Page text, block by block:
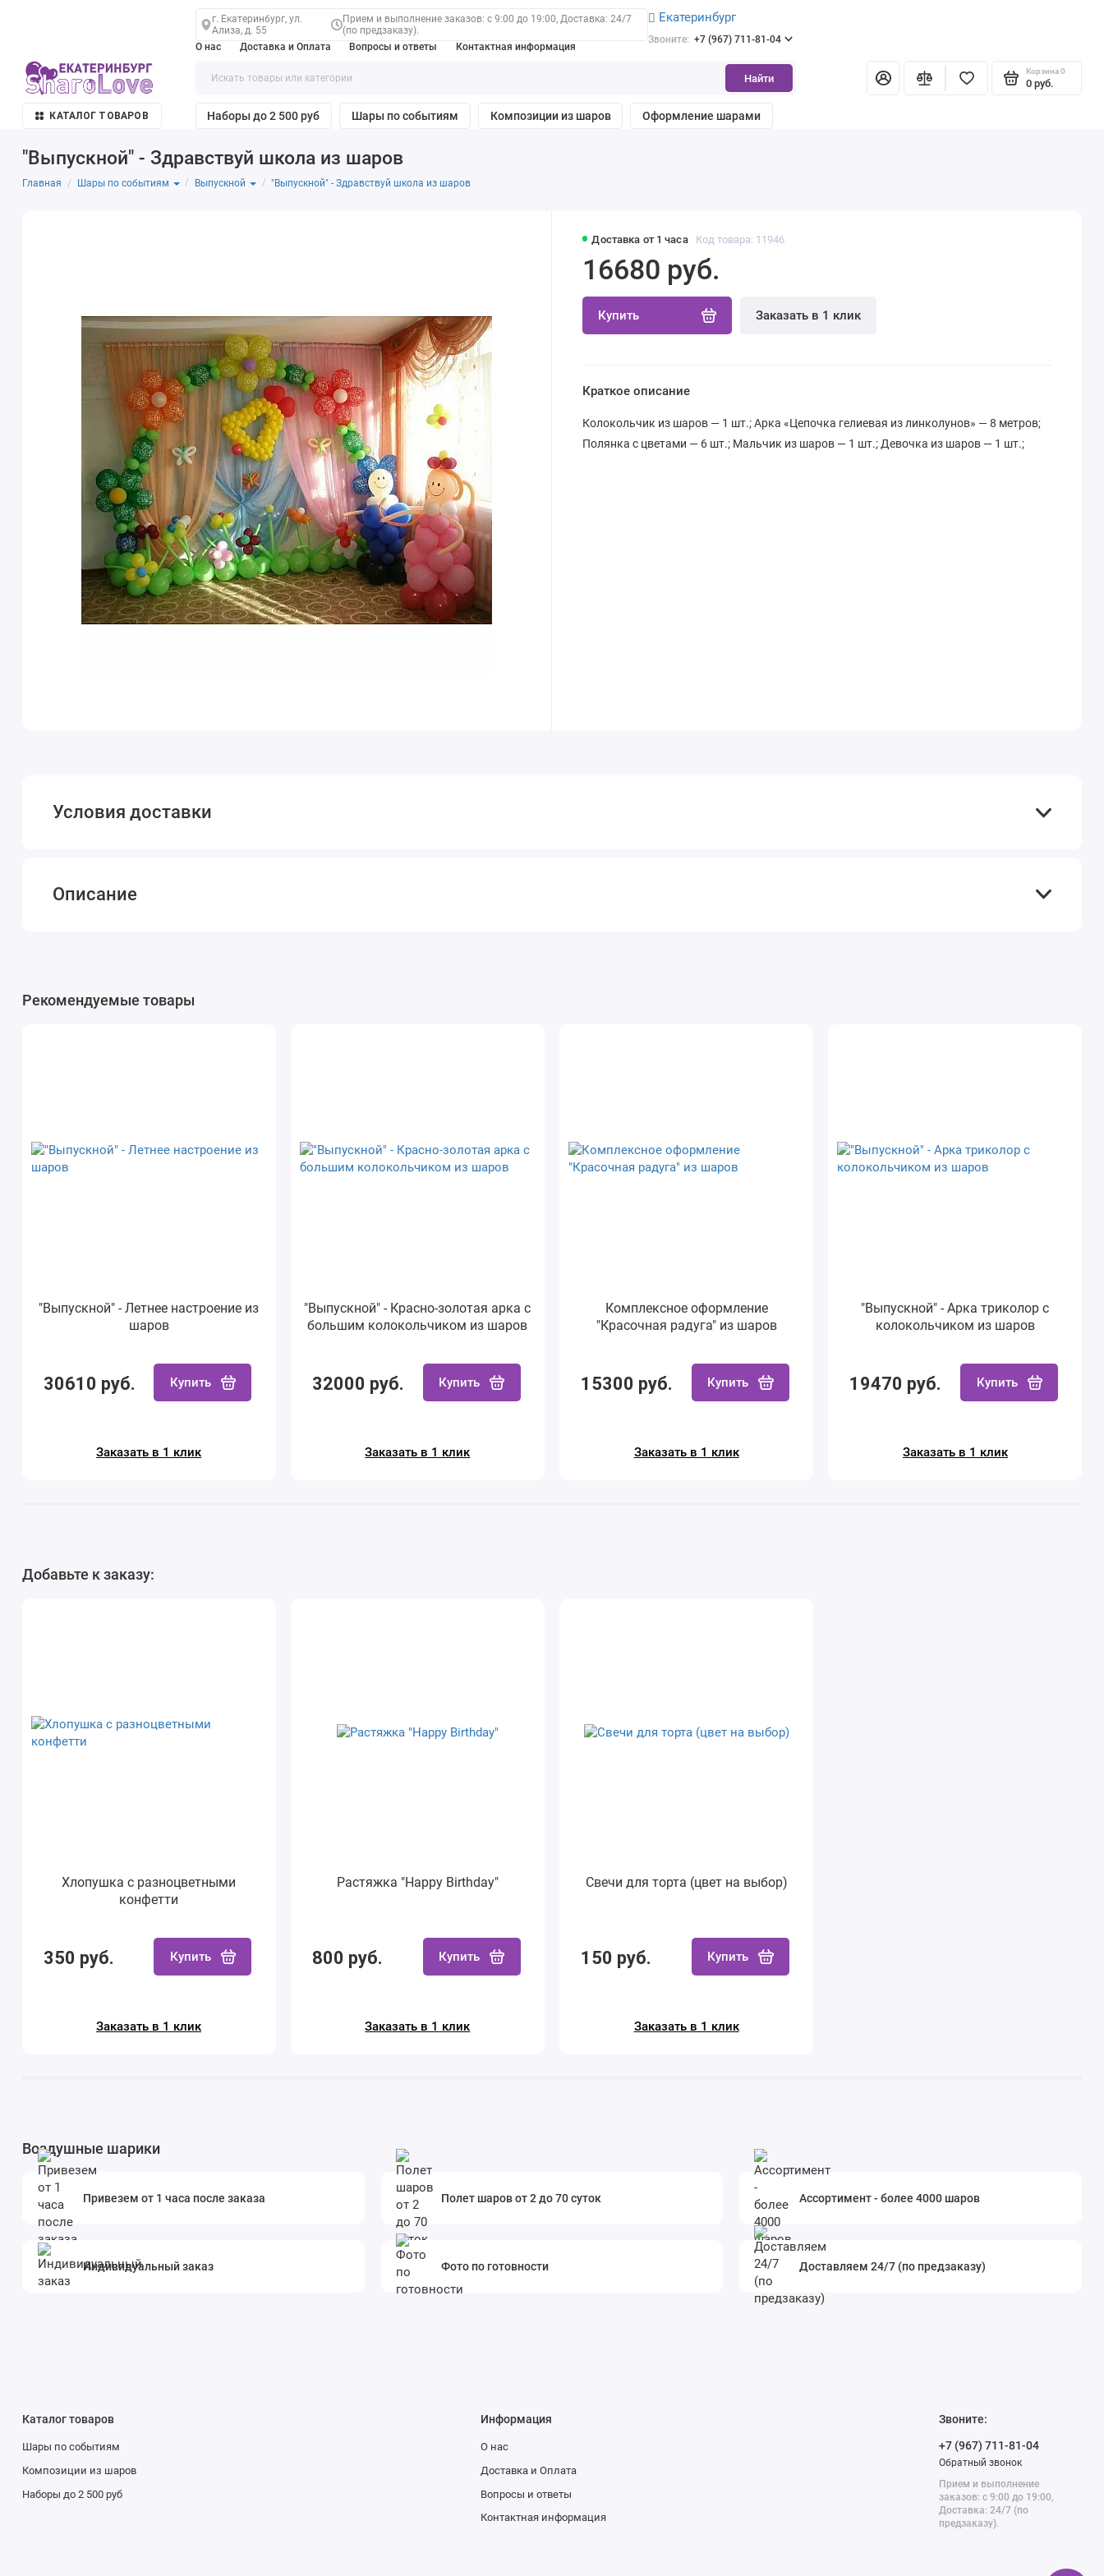
г. Екатеринбург, ул.
Ализа, д. 55
Прием и выполнение заказов: с 9:00 до 19:00, Доставка: 24/7
(по предзаказу).
О нас
Доставка и Оплата Вопросы и ответы Контактная информация
Екатеринбург
Звоните: +7 (967) 711-81-04
Найти
Корзина 0
0 руб.
КАТАЛОГ ТОВАРОВ Наборы до 2 500 руб Шары по событиям Композиции из шаров Оформление шарами
"Выпускной" - Здравствуй школа из шаров
Главная Шары по событиям Выпускной "Выпускной" - Здравствуй школа из шаров
Доставка от 1 часа Код товара: 11946
16680 руб.
Купить Заказать в 1 клик
Краткое описание
Колокольчик из шаров — 1 шт.; Арка «Цепочка гелиевая из линколунов» — 8 метров;
Полянка с цветами — 6 шт.; Мальчик из шаров — 1 шт.; Девочка из шаров — 1 шт.;
Условия доставки
Описание
Рекомендуемые товары
"Выпускной" - Летнее настроение из
шаров
30610 руб. Купить
Заказать в 1 клик
"Выпускной" - Красно-золотая арка с
большим колокольчиком из шаров
32000 руб. Купить
Заказать в 1 клик
Комплексное оформление
"Красочная радуга" из шаров
15300 руб. Купить
Заказать в 1 клик
"Выпускной" - Арка триколор с
колокольчиком из шаров
19470 руб. Купить
Заказать в 1 клик
Добавьте к заказу:
Хлопушка с разноцветными
конфетти
350 руб. Купить
Заказать в 1 клик
Растяжка "Happy Birthday"
800 руб. Купить
Заказать в 1 клик
Свечи для торта (цвет на выбор)
150 руб. Купить
Заказать в 1 клик
Воздушные шарики
Привезем от 1 часа после заказа Полет шаров от 2 до 70 суток Ассортимент - более 4000 шаров
Индивидуальный заказ Фото по готовности Доставляем 24/7 (по предзаказу)
Каталог товаров
Шары по событиям
Композиции из шаров
Наборы до 2 500 руб
Информация
О нас
Доставка и Оплата
Вопросы и ответы
Контактная информация
Звоните:
+7 (967) 711-81-04
Обратный звонок
Прием и выполнение
заказов: с 9:00 до 19:00,
Доставка: 24/7 (по
предзаказу).